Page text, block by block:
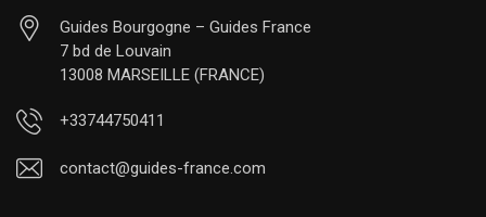
Guides Bourgogne – Guides France
7 bd de Louvain
13008 MARSEILLE (FRANCE)
+33744750411
contact@guides-france.com